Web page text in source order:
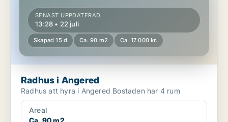
SENAST UPPDATERAD
13:28 • 22 juli
Skapad 15 d Ca. 90 m2 Ca. 17 000 kr.
Radhus i Angered
Radhus att hyra i Angered Bostaden har 4 rum
Areal